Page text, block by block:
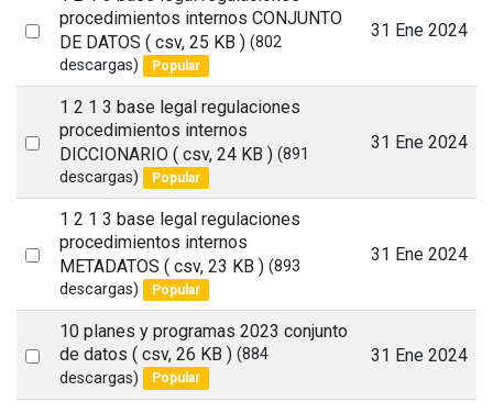
Select
item
procedimientos internos CONJUNTO
DE DATOS ( csv, 25 KB ) (802
descargas)
Popular
31 Ene 2024
Select
item
1 2 1 3 base legal regulaciones
procedimientos internos
DICCIONARIO ( csv, 24 KB ) (891
descargas)
Popular
31 Ene 2024
Select
item
1 2 1 3 base legal regulaciones
procedimientos internos
METADATOS ( csv, 23 KB ) (893
descargas)
Popular
31 Ene 2024
Select
10 planes y programas 2023 conjunto
de datos ( csv, 26 KB ) (884
descargas)
Popular
31 Ene 2024